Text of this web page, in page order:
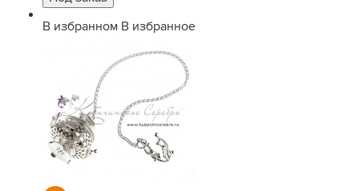
В избранном В избранное